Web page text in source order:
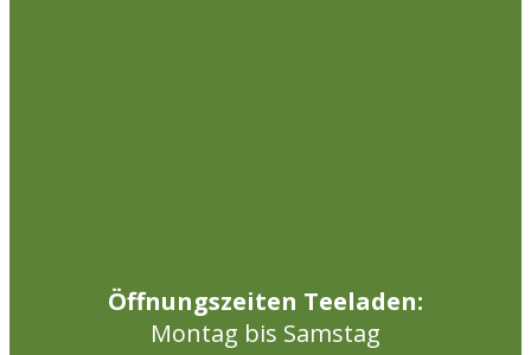
Öffnungszeiten Teeladen:
Montag bis Samstag